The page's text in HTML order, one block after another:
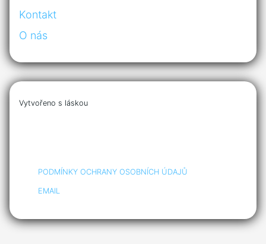
Kontakt
O nás
Vytvořeno s láskou
PODMÍNKY OCHRANY OSOBNÍCH ÚDAJŮ
EMAIL